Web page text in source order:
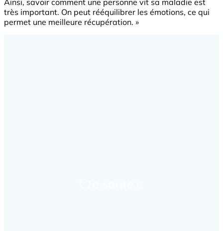
très important. On peut rééquilibrer les émotions, ce qui
permet une meilleure récupération. »